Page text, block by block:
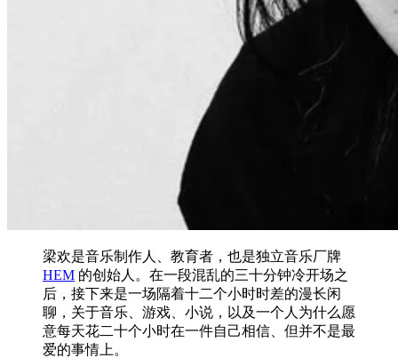
梁欢是音乐制作人、教育者，也是独立音乐厂牌
HEM 的创始人。在一段混乱的三十分钟冷开场之
后，接下来是一场隔着十二个小时时差的漫长闲
聊，关于音乐、游戏、小说，以及一个人为什么愿
意每天花二十个小时在一件自己相信、但并不是最
爱的事情上。